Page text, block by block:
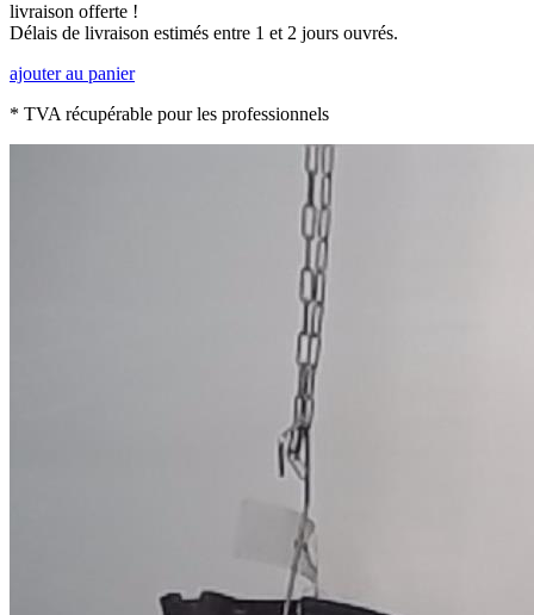
livraison offerte !
Délais de livraison estimés entre 1 et 2 jours ouvrés.
ajouter au panier
* TVA récupérable pour les professionnels